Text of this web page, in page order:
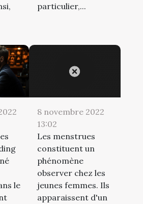
particulier,...
le
8 novembre 2022
13:02
Les menstrues
constituent un
phénomène
observer chez les
jeunes femmes. Ils
apparaissent d'un